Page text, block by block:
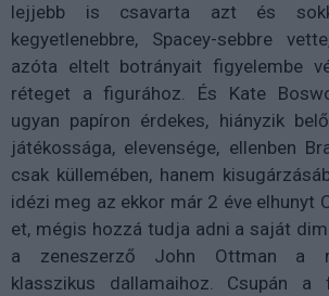
lejjebb is csavarta azt és
kegyetlenebbre, Spacey-sebbre
azóta eltelt botrányait figyelembe
réteget a figurához. És Kate
ugyan papíron érdekes, hiányzik
játékossága, elevensége, ellenben
csak küllemében, hanem
idézi meg az ekkor már 2 éve elhunyt
et, mégis hozzá tudja adni a saját
a zeneszerző John Ottman a
klasszikus dallamaihoz. Csupán